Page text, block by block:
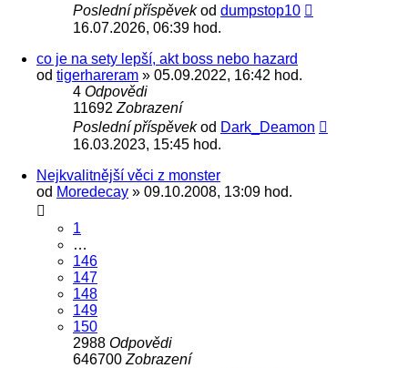
Poslední příspěvekod dumpstop10
16.07.2026, 06:39 hod.
co je na sety lepší, akt boss nebo hazard
od tigerhareram » 05.09.2022, 16:42 hod.
4 Odpovědi
11692 Zobrazení
Poslední příspěvekod Dark_Deamon
16.03.2023, 15:45 hod.
Nejkvalitnější věci z monster
od Moredecay » 09.10.2008, 13:09 hod.
1
…
146
147
148
149
150
2988 Odpovědi
646700 Zobrazení